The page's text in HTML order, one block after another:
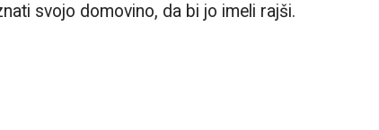
svojo domovino, da bi jo imeli rajši.